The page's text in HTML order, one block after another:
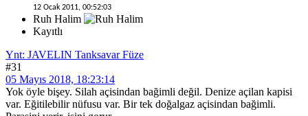
12 Ocak 2011, 00:52:03
Ruh Halim
Kayıtlı
Ynt: JAVELIN Tanksavar Füze
#31
05 Mayıs 2018, 18:23:14
Yok öyle bişey. Silah açisindan bağimli değil. Denize açilan kapisi
var. Eğitilebilir nüfusu var. Bir tek doğalgaz açisindan bağimli.